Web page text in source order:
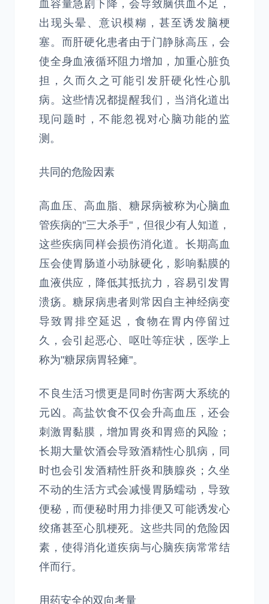
血容量急剧下降，会导致脑供血不足，
出现头晕、意识模糊，甚至诱发脑梗
塞。而肝硬化患者由于门静脉高压，会
使全身血液循环阻力增加，加重心脏负
担，久而久之可能引发肝硬化性心肌
病。这些情况都提醒我们，当消化道出
现问题时，不能忽视对心脑功能的监
测。
共同的危险因素
高血压、高血脂、糖尿病被称为心脑血
管疾病的"三大杀手"，但很少有人知道，
这些疾病同样会损伤消化道。长期高血
压会使胃肠道小动脉硬化，影响黏膜的
血液供应，降低其抵抗力，容易引发胃
溃疡。糖尿病患者则常因自主神经病变
导致胃排空延迟，食物在胃内停留过
久，会引起恶心、呕吐等症状，医学上
称为"糖尿病胃轻瘫"。
不良生活习惯更是同时伤害两大系统的
元凶。高盐饮食不仅会升高血压，还会
刺激胃黏膜，增加胃炎和胃癌的风险；
长期大量饮酒会导致酒精性心肌病，同
时也会引发酒精性肝炎和胰腺炎；久坐
不动的生活方式会减慢胃肠蠕动，导致
便秘，而便秘时用力排便又可能诱发心
绞痛甚至心肌梗死。这些共同的危险因
素，使得消化道疾病与心脑疾病常常结
伴而行。
用药安全的双向考量